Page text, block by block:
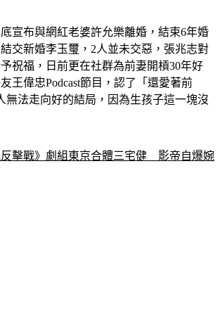
宣布與網紅老婆許允樂離婚，結束6年婚
交新婚李玉璽，2人並未交惡，張兆志對
祝福，日前更在社群為前妻開槓30年好
王偉忠Podcast節目，認了「還愛著前
無法走向好的結局，因為生孩子這一塊沒
擊戰》劇組東京合體三宅健　影帝自爆婉